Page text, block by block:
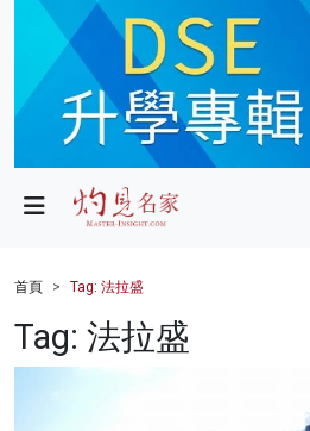
政局
財經
健康
首頁 Tag: 法拉盛
Tag: 法拉盛